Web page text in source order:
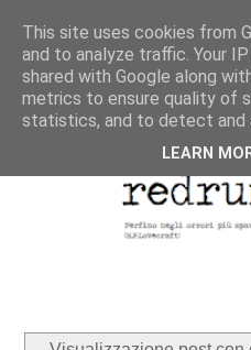
This site uses cookies from
and to analyze traffic. Your
shared with Google along
metrics to ensure quality of
statistics, and to detect and
LEARN